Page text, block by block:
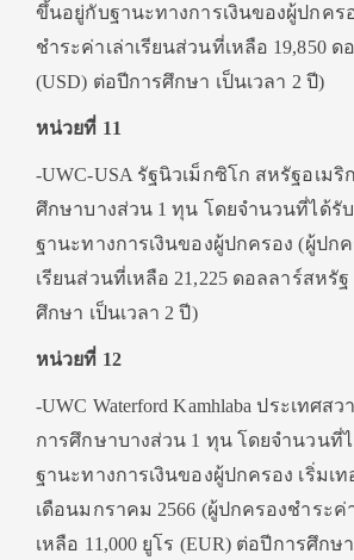
ขึ้นอยู่กับฐานะทางการเงินของผู้ปกคร
ชำระค่าเล่าเรียนส่วนที่เหลือ 19,850 ด
(USD) ต่อปีการศึกษา เป็นเวลา 2 ปี)
หน่วยที่ 11
-UWC-USA รัฐนิวเม็กซิโก สหรัฐอเมริ
ศึกษาบางส่วน 1 ทุน โดยจำนวนที่ได้รั
ฐานะทางการเงินของผู้ปกครอง (ผู้ปก
เรียนส่วนที่เหลือ 21,225 ดอลลาร์สหรั
ศึกษา เป็นเวลา 2 ปี)
หน่วยที่ 12
-UWC Waterford Kamhlaba ประเทศส
การศึกษาบางส่วน 1 ทุน โดยจำนวนที่
ฐานะทางการเงินของผู้ปกครอง เริ่มเ
เดือนมกราคม 2566 (ผู้ปกครองชำระค่
เหลือ 11,000 ยูโร (EUR) ต่อปีการศึกษ